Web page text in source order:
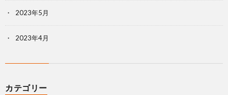
2023年5月
2023年4月
カテゴリー